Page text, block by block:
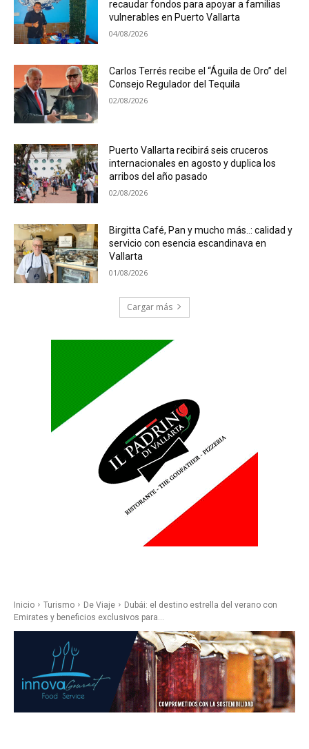
recaudar fondos para apoyar a familias
vulnerables en Puerto Vallarta
04/08/2026
Carlos Terrés recibe el “Águila de Oro” del
Consejo Regulador del Tequila
02/08/2026
Puerto Vallarta recibirá seis cruceros
internacionales en agosto y duplica los
arribos del año pasado
02/08/2026
Birgitta Café, Pan y mucho más..: calidad y
servicio con esencia escandinava en
Vallarta
01/08/2026
Cargar más